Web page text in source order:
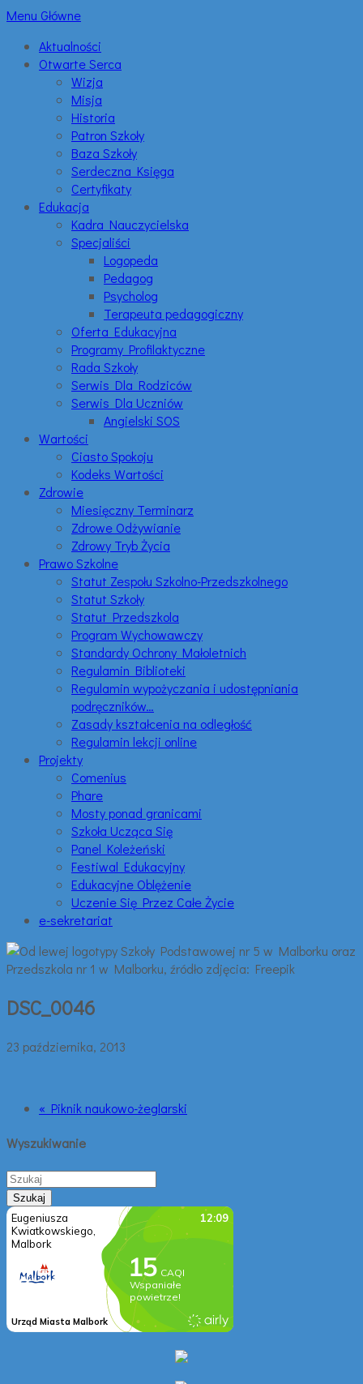
Menu Główne
Aktualności
Otwarte Serca
Wizja
Misja
Historia
Patron Szkoły
Baza Szkoły
Serdeczna Księga
Certyfikaty
Edukacja
Kadra Nauczycielska
Specjaliści
Logopeda
Pedagog
Psycholog
Terapeuta pedagogiczny
Oferta Edukacyjna
Programy Profilaktyczne
Rada Szkoły
Serwis Dla Rodziców
Serwis Dla Uczniów
Angielski SOS
Wartości
Ciasto Spokoju
Kodeks Wartości
Zdrowie
Miesięczny Terminarz
Zdrowe Odżywianie
Zdrowy Tryb Życia
Prawo Szkolne
Statut Zespołu Szkolno-Przedszkolnego
Statut Szkoły
Statut Przedszkola
Program Wychowawczy
Standardy Ochrony Małoletnich
Regulamin Biblioteki
Regulamin wypożyczania i udostępniania
podręczników…
Zasady kształcenia na odległość
Regulamin lekcji online
Projekty
Comenius
Phare
Mosty ponad granicami
Szkoła Ucząca Się
Panel Koleżeński
Festiwal Edukacyjny
Edukacyjne Oblężenie
Uczenie Się Przez Całe Życie
e-sekretariat
DSC_0046
23 października, 2013
« Piknik naukowo-żeglarski
Wyszukiwanie